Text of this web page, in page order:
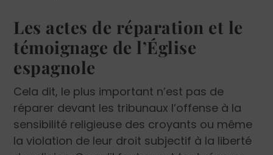
Les actes de réparation et le
témoignage de l’Église
espagnole
Cela dit, le plus important n’est pas de
réparer devant les tribunaux l’offense à la
sensibilité religieuse des croyants ou même
la violation de leur droit subjectif à la liberté